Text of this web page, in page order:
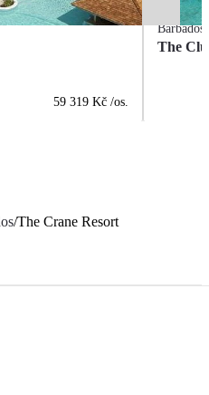
59 319 Kč /os.
Barbados
The
/The Crane Resort